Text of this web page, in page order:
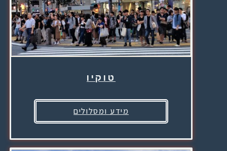
טוקיו
מידע ומסלולים